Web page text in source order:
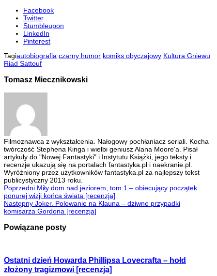
Facebook
Twitter
Stumbleupon
LinkedIn
Pinterest
Tagiautobiografia czarny humor komiks obyczajowy Kultura Gniewu
Riad Sattouf
Tomasz Miecznikowski
Filmoznawca z wykształcenia. Nałogowy pochłaniacz seriali. Kocha
twórczość Stephena Kinga i wielbi geniusz Alana Moore'a. Pisał
artykuły do "Nowej Fantastyki" i Instytutu Książki, jego teksty i
recenzje ukazują się na portalach fantastyka.pl i naekranie.pl.
Wyróżniony przez użytkowników fantastyka.pl za najlepszy tekst
publicystyczny 2013 roku.
Poprzedni Miły dom nad jeziorem, tom 1 – obiecujący początek
ponurej wizji końca świata [recenzja]
Następny Joker. Polowanie na Klauna – dziwne przypadki
komisarza Gordona [recenzja]
Powiązane posty
Ostatni dzień Howarda Phillipsa Lovecrafta – hołd
złożony tragizmowi [recenzja]